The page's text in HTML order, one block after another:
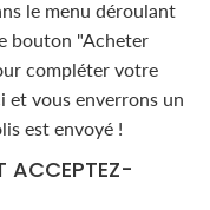
le menu déroulant
bouton "Acheter
compléter votre
et vous enverrons un
est envoyé !
ACCEPTEZ-